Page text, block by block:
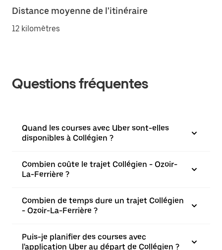
Distance moyenne de l'itinéraire
12 kilomètres
Questions fréquentes
Quand les courses avec Uber sont-elles
disponibles à Collégien ?
Combien coûte le trajet Collégien - Ozoir-
La-Ferrière ?
Combien de temps dure un trajet Collégien
- Ozoir-La-Ferrière ?
Puis-je planifier des courses avec
l'application Uber au départ de Collégien ?